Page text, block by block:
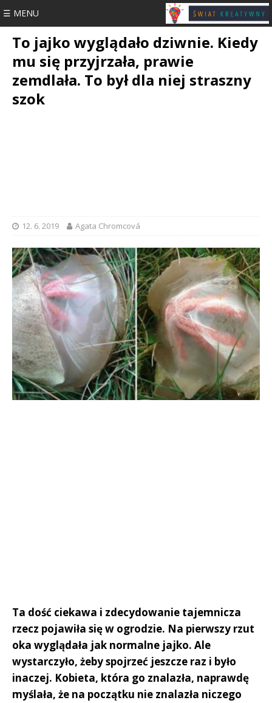
☰ MENU
To jajko wyglądało dziwnie. Kiedy
mu się przyjrzała, prawie
zemdlała. To był dla niej straszny
szok
12. 6. 2019 Agata Chromcová
Ta dość ciekawa i zdecydowanie tajemnicza
rzecz pojawiła się w ogrodzie. Na pierwszy rzut
oka wyglądała jak normalne jajko. Ale
wystarczyło, żeby spojrzeć jeszcze raz i było
inaczej. Kobieta, która go znalazła, naprawdę
myślała, że ​​na początku nie znalazła niczego